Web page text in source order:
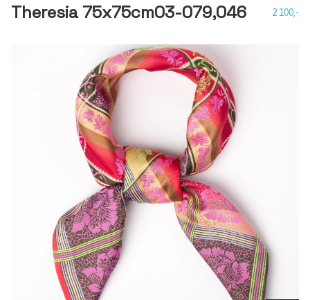
Theresia 75x75cm03-079,046 2 100,-